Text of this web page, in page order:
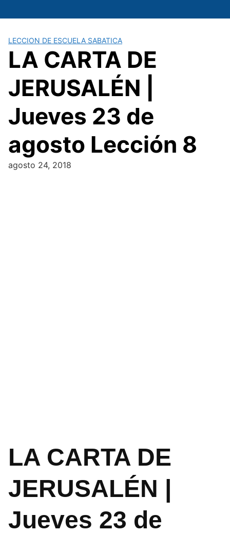
al
LECCION DE ESCUELA SABATICA
LA CARTA DE
JERUSALÉN |
Jueves 23 de
agosto Lección 8
agosto 24, 2018
LA CARTA DE
JERUSALÉN |
Jueves 23 de